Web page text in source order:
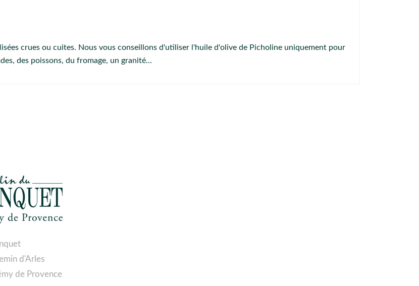
crues ou cuites. Nous vous conseillons d'utiliser l'huile d'olive de Picholine uniquement pour
des poissons, du fromage, un granité...
d'Arles
de Provence